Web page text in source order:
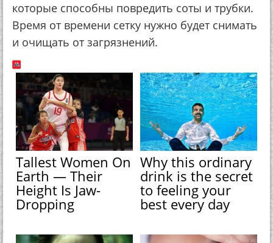
которые способны повредить соты и трубки.
Время от времени сетку нужно будет снимать
и очищать от загрязнений.
Tallest Women On
Earth — Their
Height Is Jaw-
Dropping
Why this ordinary
drink is the secret
to feeling your
best every day